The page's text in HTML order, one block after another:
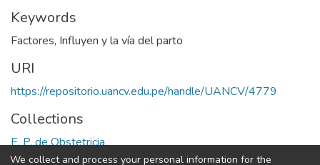
Keywords
Factores, Influyen y la vía del parto
URI
https://repositorio.uancv.edu.pe/handle/UANCV/4779
Collections
E. P. de Obstetricia
We collect and process your personal information for the